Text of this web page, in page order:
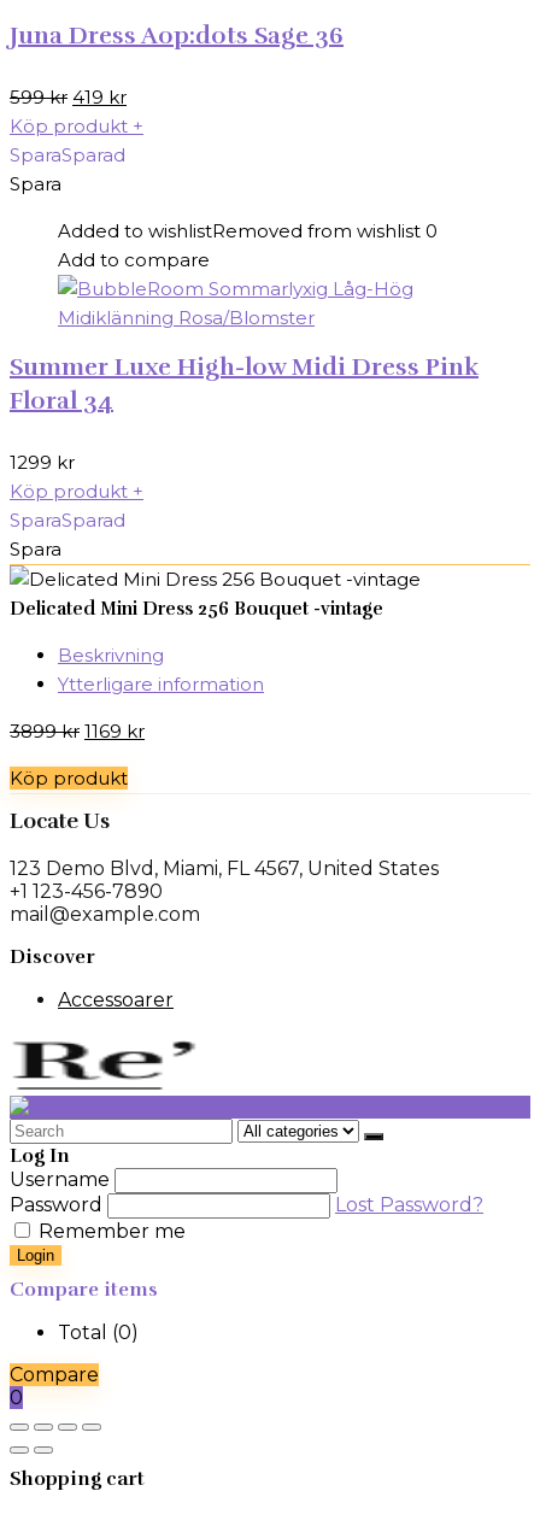
Juna Dress Aop:dots Sage 36
599kr Det
ursprungliga
priset
419 krDet
nuvarande
Köp produkt +
SparaSparad
Spara
Added to wishlistRemoved from wishlist 0
Add to compare
Summer Luxe High-low Midi Dress Pink
Floral 34
1299 kr
Köp produkt +
SparaSparad
Spara
Delicated Mini Dress 256 Bouquet -vintage
Beskrivning
Ytterligare information
3899kr Det
priset
var:
1169 krDet
Köp produkt
Locate Us
123 Demo Blvd, Miami, FL 4567, United States
+1 123-456-7890
mail@example.com
Discover
Accessoarer
Search
for:
Log In
Username
Password
Lost Password?
Remember me
Login
Compare items
Total (0)
Compare
0
Shopping cart